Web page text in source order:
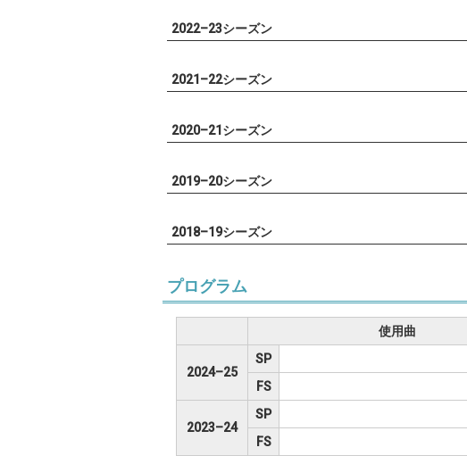
2022–23シーズン
2021–22シーズン
2020–21シーズン
2019–20シーズン
2018–19シーズン
プログラム
使用曲
2024–25
SP
FS
2023–24
SP
FS